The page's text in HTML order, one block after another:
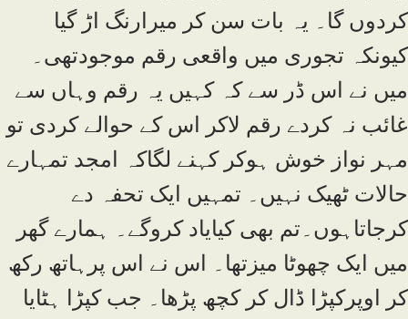
کردوں گا۔ یہ بات سن کر میرارنگ اڑ گیا
کیونکہ تجوری میں واقعی رقم موجودتھی۔
میں نے اس ڈر سے کہ کہیں یہ رقم وہاں سے
غائب نہ کردے رقم لاکر اس کے حوالے کردی تو
مہر نواز خوش ہوکر کہنے لگاکہ امجد تمہارے
حالات ٹھیک نہیں۔ تمہیں ایک تحفہ دے
کرجاتاہوں۔تم بھی کیایاد کروگے۔ ہمارے گھر
میں ایک چھوٹا میزتھا۔ اس نے اس پرہاتھ رکھ
کر اوپرکپڑا ڈال کر کچھ پڑھا۔ جب کپڑا ہٹایا